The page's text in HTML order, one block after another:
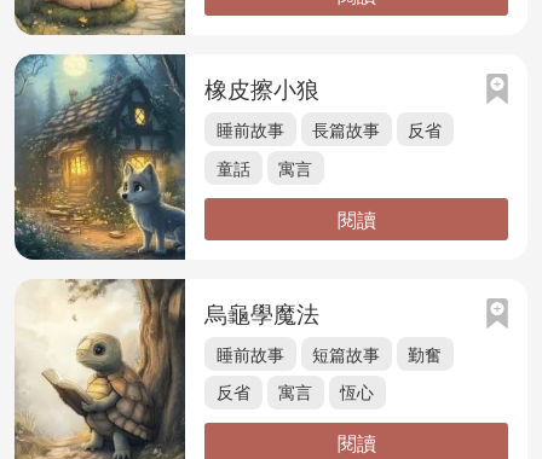
橡皮擦小狼
睡前故事 長篇故事
反省
童話
寓言
閱讀
烏龜學魔法
睡前故事 短篇故事
勤奮
反省
寓言 恆心
閱讀